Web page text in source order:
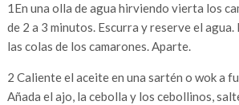
1En una olla de agua hirviendo vierta los
de 2 a 3 minutos. Escurra y reserve el
las colas de los camarones. Aparte.
2 Caliente el aceite en una sartén o wok a
Añada el ajo, la cebolla y los cebollinos,